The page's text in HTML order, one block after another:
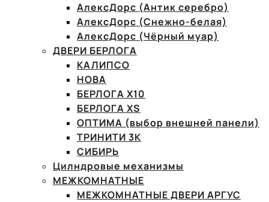
АлексДорс (Антик серебро)
АлексДорс (Снежно-белая)
АлексДорс (Чёрный муар)
ДВЕРИ БЕРЛОГА
КАЛИПСО
НОВА
БЕРЛОГА Х10
БЕРЛОГА XS
ОПТИМА (выбор внешней панели)
ТРИНИТИ 3К
СИБИРЬ
Цилндровые механизмы
МЕЖКОМНАТНЫЕ
МЕЖКОМНАТНЫЕ ДВЕРИ АРГУС